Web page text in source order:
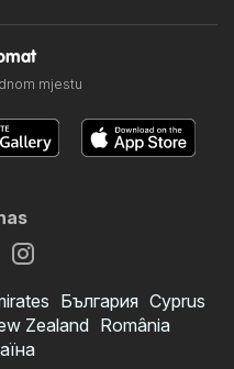
mjestu
България Cyprus
Zealand România